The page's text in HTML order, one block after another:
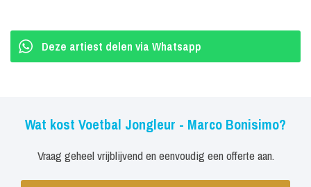
Deze artiest delen via Whatsapp
Wat kost Voetbal Jongleur - Marco Bonisimo?
Vraag geheel vrijblijvend en eenvoudig een offerte aan.